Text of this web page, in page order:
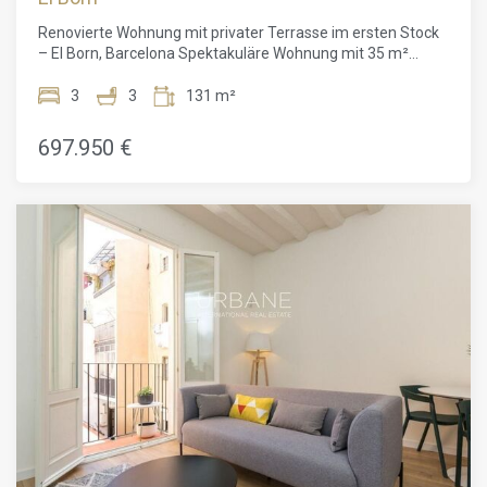
In der Nähe: Ciutadella-Park, Gotisches Viertel, Eixample und
Barceloneta-Strand. Öffentliche Verkehrsmittel in
Gehweite.Die Wohnung ist sofort verfügbar. Verpassen Sie
nicht diese einmalige Gelegenheit – kontaktieren Sie uns für
Renovierte Wohnung mit privater Terrasse im ersten Stock
– El Born, Barcelona Spektakuläre Wohnung mit 35 m²
ExklusivitätUrbane International Real Estate präsentiert
Viertels Sant Pere – Santa Caterina, in einem eleganten,
vollständig renovierten herrschaftlichen Gebäude, nur
entfernt.Das Gebäude wurde komplett modernisiert und
verbindet den klassischen Charme traditioneller Architektur
mit modernstem Komfort. Es verfügt über einen neuen
Aufzug mit direktem Zugang zur Wohnung,
Sicherheitskameras, Highspeed-Internet und nur eine
Wohnung pro Etage, was Ruhe, Privatsphäre und ein hohes
Maß an Exklusivität garantiert.Die Wohnung befindet sich im
ersten Stock und besticht durch ihre Großzügigkeit, ihre
funktionale Raumaufteilung und ihre herrliche private
Terrasse von ca. 35 m² in der oberen Etage, die über eine
bequeme Innentreppe erreichbar ist. Ein idealer Ort, um das
Leben im Freien im Zentrum Barcelonas zu genießen.Der
Innenbereich bietet ein helles Wohnzimmer, einen
3 3 131 m²
697.950 €